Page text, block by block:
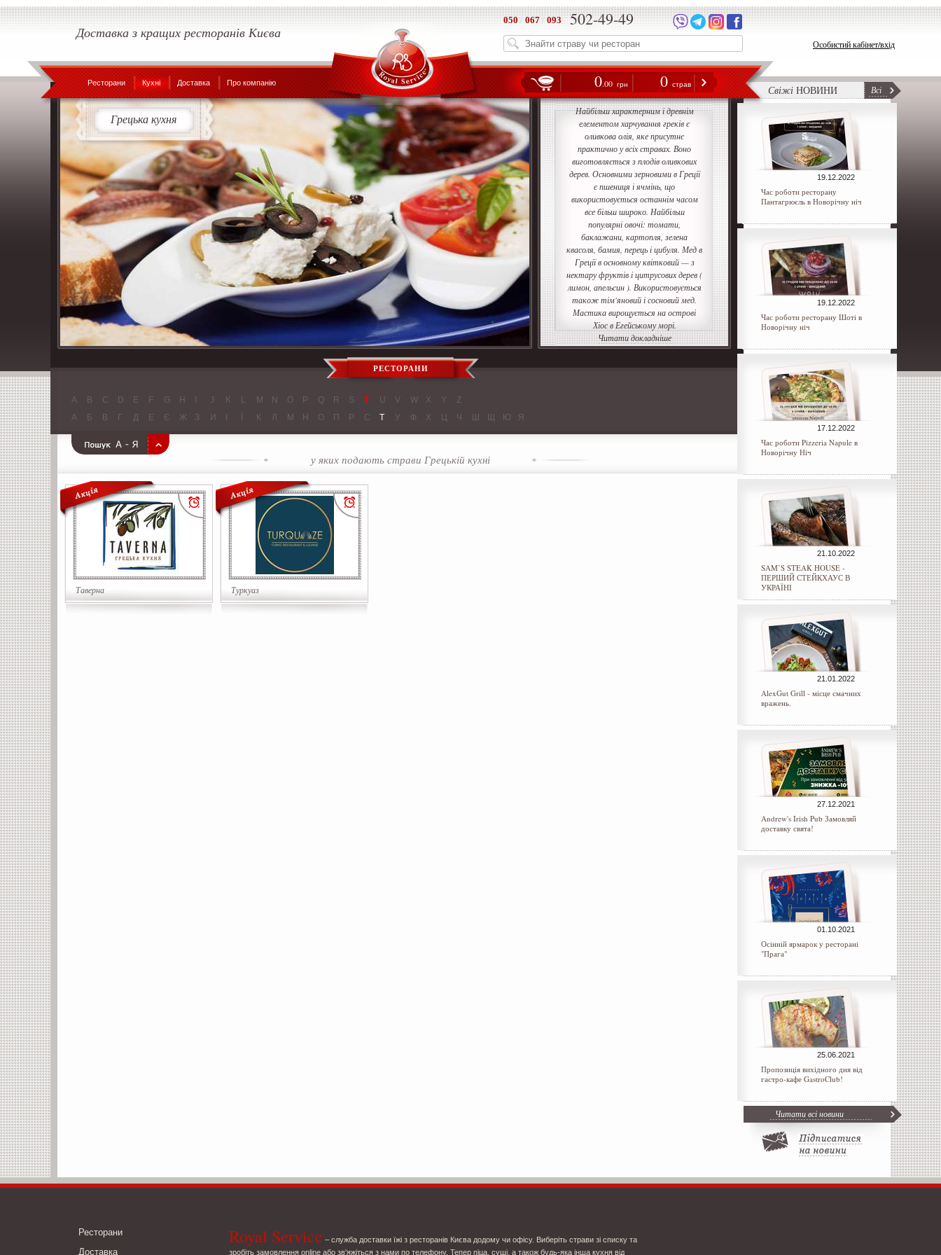
Особистий кабінет/вхід
Доставка з кращих ресторанів Києва
050/ 067 /093 502-49-49
Ресторани Кухні Доставка Про компанію 0.00 грн 0 страв
Грецька кухня
Найбільш характерним і древнім
елементом харчування греків є
оливкова олія, яке присутнє
практично у всіх стравах. Воно
виготовляється з плодів оливкових
дерев. Основними зерновими в Греції
є пшениця і ячмінь, що
використовується останнім часом
все більш широко. Найбільш
популярні овочі: томати,
баклажани, картопля, зелена
квасоля, бамия, перець і цибуля. Мед в
Греції в основному квітковий — з
нектару фруктів і цитрусових дерев (
лимон, апельсин ). Використовується
також тім'яновий і сосновий мед.
Мастика вирощується на острові
Хіос в Егейському морі.
Читати докладніше
РЕСТОРАНИ
A B C D E F G H J K L M N O P Q R S T U V W X Y
Z
А
Б В Г Д Е Є Ж З И К Л М Н О П Р С Т У Ф Х Ц Ч Ш Щ Ю Я
у яких подають страви Грецькій кухні
Таверна Туркуаз
Свіжі НОВИНИ Всі
19.12.2022
Час роботи ресторану
Пантагрюєль в Новорічну ніч
19.12.2022
Час роботи ресторану Шоті в
Новорічну ніч
17.12.2022
Час роботи Pizzeria Napule в
Новорічну Ніч
21.10.2022
SAM’S STEAK HOUSE -
ПЕРШИЙ СТЕЙКХАУС В
УКРАЇНІ
21.01.2022
AlexGut Grill - місце смачних
вражень.
27.12.2021
Andrew's Irish Pub Замовляй
доставку свята!
01.10.2021
Осінній ярмарок у ресторані
"Прага"
25.06.2021
Пропозиція вихідного дня від
гастро-кафе GastroClub!
Читати всі новини
Ресторани
Доставка
Royal Service – служба доставки їжі з ресторанів Києва додому чи офісу. Виберіть страви зі списку та
зробіть замовлення online або зв'яжіться з нами по телефону. Тепер піца, суші, а також будь-яка інша кухня від